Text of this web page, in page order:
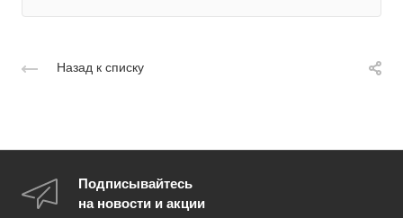
Назад к списку
Подписывайтесь
на новости и акции